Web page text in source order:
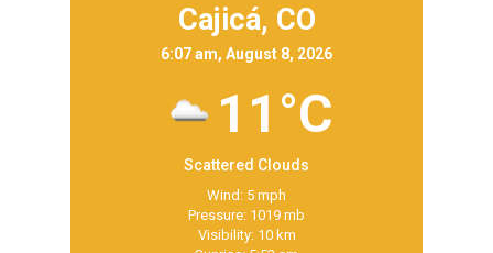
Cajicá, CO
6:07 am, August 8, 2026
11°C
Scattered Clouds
Wind: 5 mph
Pressure: 1019 mb
Visibility: 10 km